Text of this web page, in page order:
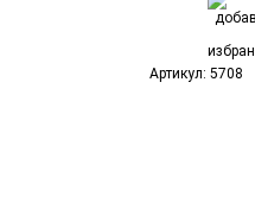
Артикул: 5708